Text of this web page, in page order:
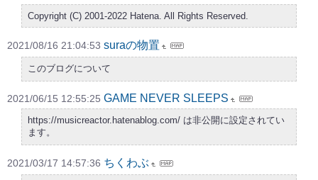
Copyright (C) 2001-2022 Hatena. All Rights Reserved.
2021/08/16 21:04:53 suraの物置
このブログについて
2021/06/15 12:55:25 GAME NEVER SLEEPS
https://musicreactor.hatenablog.com/ は非公開に設定されてい
ます。
2021/03/17 14:57:36 ちくわぶ